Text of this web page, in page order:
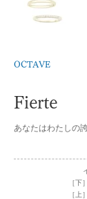
OCTAVE
Fierte
あなたはわたしの
［下
［上